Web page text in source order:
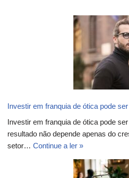
Investir em franquia de ótica pode
Investir em franquia de ótica pode
resultado não depende apenas do
setor… Continue a ler »